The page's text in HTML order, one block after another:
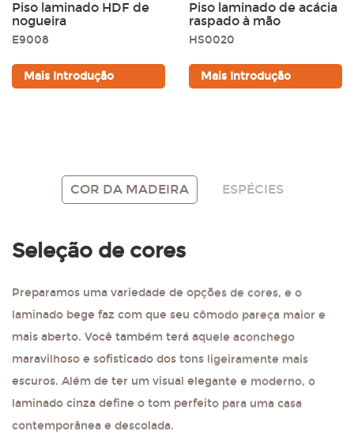
Piso laminado HDF de
nogueira
E9008
Mais Introdução
Piso laminado de acácia
raspado à mão
HS0020
Mais Introdução
COR DA MADEIRA ESPÉCIES
Introdução a Mais
Cores
Obtenha uma
Seleção de cores
Preparamos uma variedade de opções de cores, e o
laminado bege faz com que seu cômodo pareça maior e
mais aberto. Você também terá aquele aconchego
maravilhoso e sofisticado dos tons ligeiramente mais
escuros. Além de ter um visual elegante e moderno, o
laminado cinza define o tom perfeito para uma casa
contemporânea e descolada.